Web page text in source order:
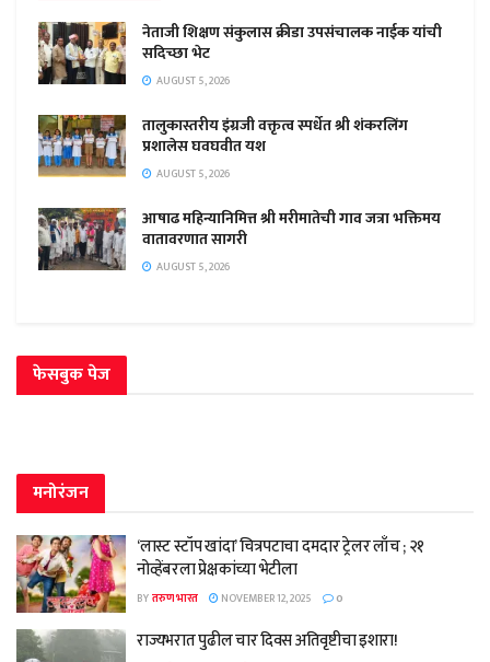
नेताजी शिक्षण संकुलास क्रीडा उपसंचालक नाईक यांची
सदिच्छा भेट
AUGUST 5, 2026
तालुकास्तरीय इंग्रजी वक्तृत्व स्पर्धेत श्री शंकरलिंग
प्रशालेस घवघवीत यश
AUGUST 5, 2026
आषाढ महिन्यानिमित्त श्री मरीमातेची गाव जत्रा भक्तिमय
वातावरणात सागरी
AUGUST 5, 2026
फेसबुक पेज
मनोरंजन
‘लास्ट स्टॉप खांदा’ चित्रपटाचा दमदार ट्रेलर लाँच ; २१
नोव्हेंबरला प्रेक्षकांच्या भेटीला
BYतरुण भारत NOVEMBER 12, 2025 0
राज्यभरात पुढील चार दिवस अतिवृष्टीचा इशारा!